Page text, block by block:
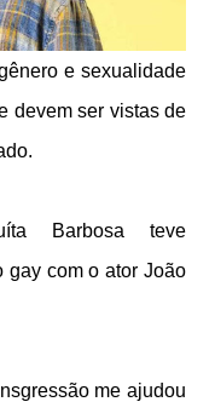
e sexualidade
devem ser vistas de
Barbosa teve
gay com o ator João
me ajudou